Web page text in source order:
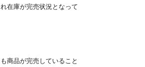
在庫が完売状況となって
商品が完売していること